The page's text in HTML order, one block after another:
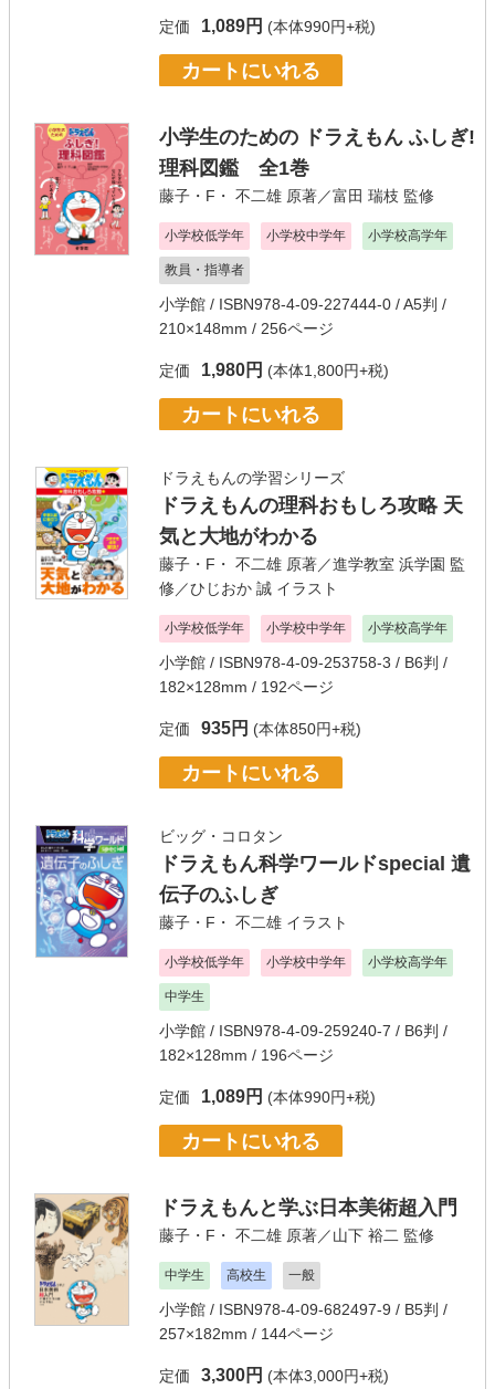
定価 1,089円 (本体990円+税)
カートにいれる
小学生のための ドラえもん ふしぎ!
理科図鑑 全1巻
藤子・F・ 不二雄 原著／富田 瑞枝 監修
小学校低学年 小学校中学年 小学校高学年
教員・指導者
小学館 / ISBN978-4-09-227444-0 / A5判 /
210×148mm / 256ページ
定価 1,980円 (本体1,800円+税)
カートにいれる
ドラえもんの学習シリーズ
ドラえもんの理科おもしろ攻略 天
気と大地がわかる
藤子・F・ 不二雄 原著／進学教室 浜学園 監
修／ひじおか 誠 イラスト
小学校低学年 小学校中学年 小学校高学年
小学館 / ISBN978-4-09-253758-3 / B6判 /
182×128mm / 192ページ
定価 935円 (本体850円+税)
カートにいれる
ビッグ・コロタン
ドラえもん科学ワールドspecial 遺
伝子のふしぎ
藤子・F・ 不二雄 イラスト
小学校低学年 小学校中学年 小学校高学年
中学生
小学館 / ISBN978-4-09-259240-7 / B6判 /
182×128mm / 196ページ
定価 1,089円 (本体990円+税)
カートにいれる
ドラえもんと学ぶ日本美術超入門
藤子・F・ 不二雄 原著／山下 裕二 監修
中学生 高校生 一般
小学館 / ISBN978-4-09-682497-9 / B5判 /
257×182mm / 144ページ
定価 3,300円 (本体3,000円+税)